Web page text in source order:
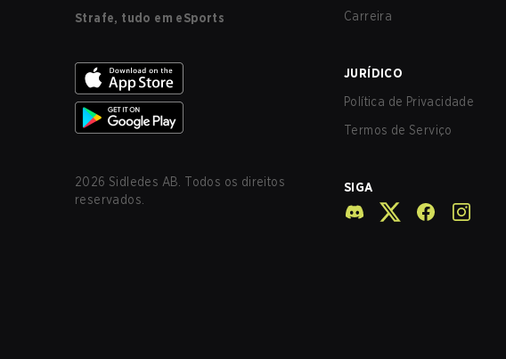
Strafe, tudo em eSports
2026 Sidledes AB. Todos os direitos
reservados.
Carreira
JURÍDICO
Política de Privacidade
Termos de Serviço
SIGA